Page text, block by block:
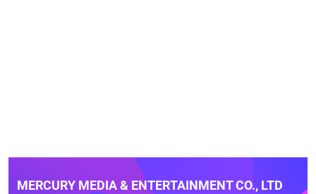
MERCURY MEDIA & ENTERTAINMENT CO., LTD